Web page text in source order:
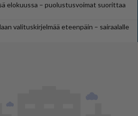
elokuussa – puolustusvoimat suorittaa
valituskirjelmää eteenpäin – sairaalalle